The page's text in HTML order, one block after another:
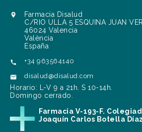

Farmacia Disalud
C/RIO ULLA 5 ESQUINA JUAN
46024 Valencia
València
España
 +34 963564140
 disalud@disalud.com
Horario: L-V 9 a 21h. S 10-14h.
Domingo cerrado.
Farmacia V-193-F.
Joaquín Carlos Botella